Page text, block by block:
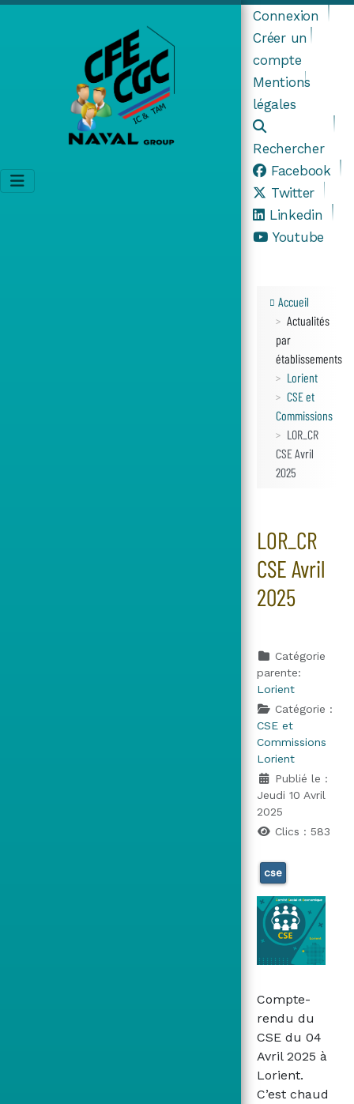
Connexion
Créer un
compte
Mentions
légales
Rechercher
Facebook
Twitter
Linkedin
Youtube
Accueil
Actualités
par
établissements
Lorient
CSE et
Commissions
LOR_CR
CSE Avril
2025
LOR_CR
CSE Avril
2025
Catégorie
parente:
Lorient
Catégorie :
CSE et
Commissions
Lorient
Publié le :
Jeudi 10 Avril
2025
Clics : 583
cse
Compte-
rendu du
CSE du 04
Avril 2025 à
Lorient.
C’est chaud